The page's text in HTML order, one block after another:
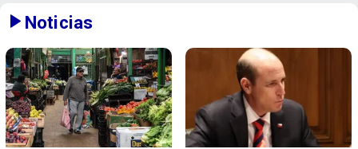
Noticias